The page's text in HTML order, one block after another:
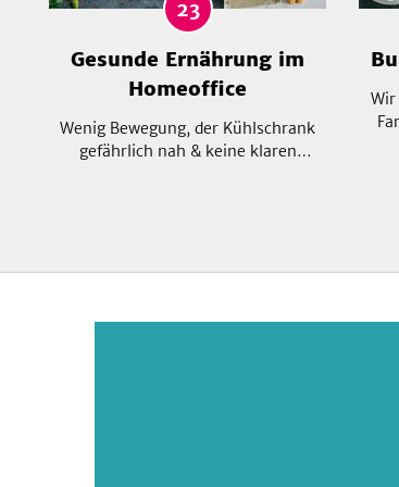
23
Gesunde Ernährung im
Homeoffice
Wenig Bewegung, der Kühlschrank
gefährlich nah & keine klaren